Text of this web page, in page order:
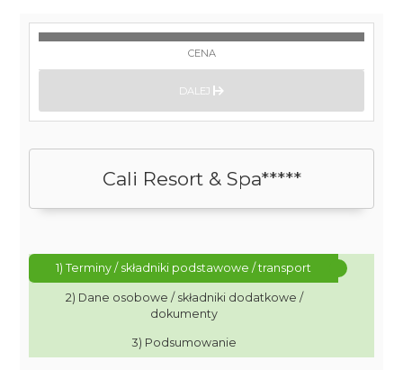
Cali Resort & Spa*****
1) Terminy / składniki podstawowe / transport
2) Dane osobowe / składniki dodatkowe /
dokumenty
3) Podsumowanie
CENA
DALEJ